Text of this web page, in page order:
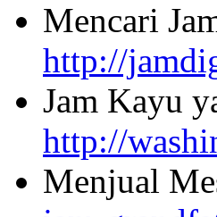
Mencari
http://
Jam Kayu
http://
Menjual